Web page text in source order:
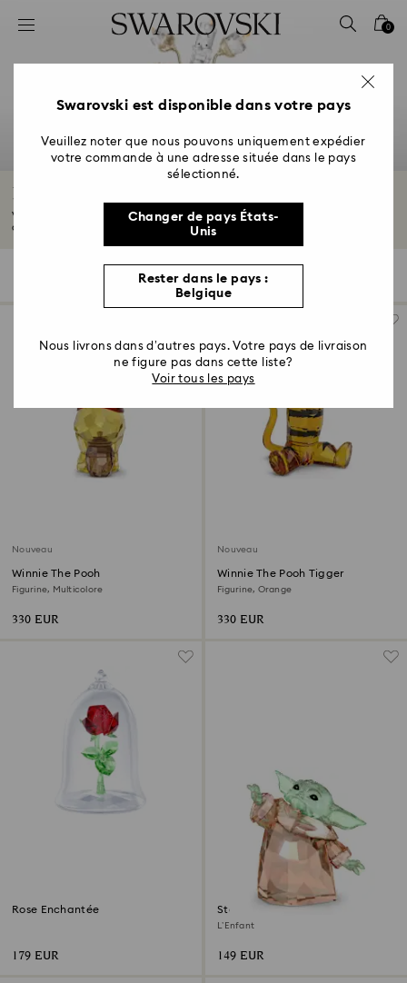
Accesskeys list
2 - Footer
4 - Search results
0
Personnages et cadeaux Disney
Vois tes personnages Disney préférés prendre vie dans notre collection
cristallisée...
Filtres
Filtres
Nouveau
Winnie The Pooh
Figurine, Multicolore
330 EUR
Nouveau
Winnie The Pooh Tigger
Figurine, Orange
330 EUR
Rose Enchantée
179 EUR
Star Wars – Mandalorian
L’Enfant
149 EUR
Swarovski est disponible dans votre pays
Veuillez noter que nous pouvons uniquement expédier
votre commande à une adresse située dans le pays
sélectionné.
Changer de pays États-
Unis
Rester dans le pays :
Belgique
Nous livrons dans d’autres pays. Votre pays de livraison
ne figure pas dans cette liste?
Voir tous les pays